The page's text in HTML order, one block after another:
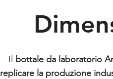
Il bottale da laboratorio
replicare la produzione